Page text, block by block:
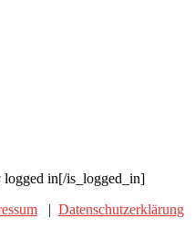
logged in[/is_logged_in]
| Datenschutzerklärung